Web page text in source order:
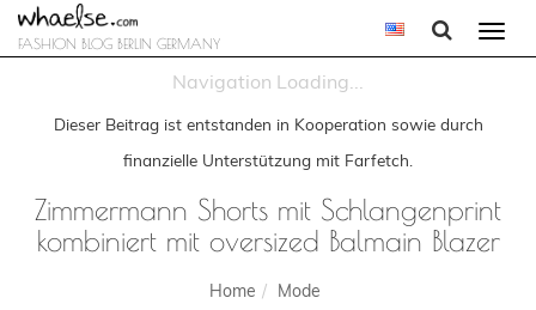
FASHION BLOG BERLIN GERMANY
Dieser Beitrag ist entstanden in Kooperation sowie durch
finanzielle Unterstützung mit Farfetch.
Zimmermann Shorts mit Schlangenprint
kombiniert mit oversized Balmain Blazer
Home
Mode